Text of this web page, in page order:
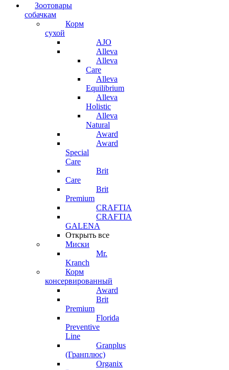
Зоотовары
собачкам
Корм
сухой
AJO
Alleva
Alleva
Care
Alleva
Equilibrium
Alleva
Holistic
Alleva
Natural
Award
Award
Special
Care
Brit
Care
Brit
Premium
CRAFTIA
CRAFTIA
GALENA
Открыть все
Миски
Mr.
Kranch
Корм
консервированный
Award
Brit
Premium
Florida
Preventive
Line
Granplus
(Гранплюс)
Organix